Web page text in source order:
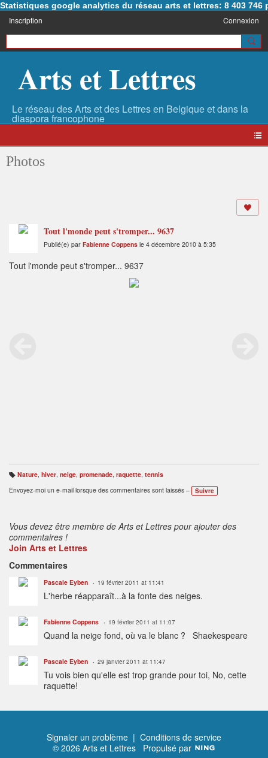
Statistiques google analytics du réseau arts et lettres: 8 403 746
Inscription Connexion
Arts et Lettres
Photos
Tout l'monde peut s'tromper... 9637
Publié(e) par Fabienne Coppens le 4 décembre 2010 à 5:35
Tout l'monde peut s'tromper... 9637
B
ali
s
Nature, hiver, neige, promenade, raquette, tennis
Envoyez-moi un e-mail lorsque des commentaires sont laissés –
Suivre
Vous devez être membre de Arts et Lettres pour ajouter des
commentaires !
Join Arts et Lettres
Commentaires
Pascale Eyben 19 février 2011 at 11:41
L'herbe réapparaît...à la fonte des neiges.
Fabienne Coppens 19 février 2011 at 11:07
Quand la neige fond, où va le blanc ? Shaekespeare
Pascale Eyben 29 janvier 2011 at 11:47
Tu vois bien qu'elle est trop grande pour toi, No, cette
raquette!
Signaler un problème | Conditions de service
© 2026 Arts et Lettres Propulsé par